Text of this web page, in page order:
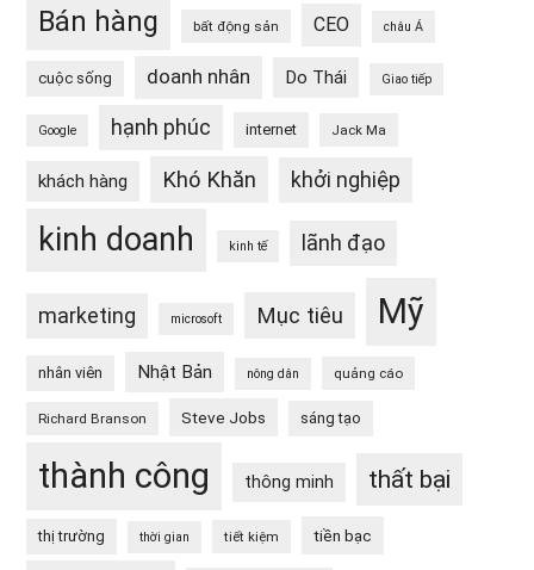
Bán hàng bất động sản CEO châu Á
cuộc sống doanh nhân Do Thái Giao tiếp
Google hạnh phúc internet Jack Ma
khách hàng Khó Khăn khởi nghiệp
kinh doanh kinh tế lãnh đạo
marketing microsoft Mục tiêu Mỹ
nhân viên Nhật Bản nông dân quảng cáo
Richard Branson Steve Jobs sáng tạo
thành công thông minh thất bại
thị trường thời gian tiết kiệm tiền bạc